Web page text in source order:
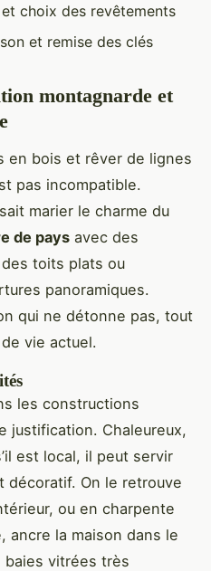
choix des revêtements
et remise des clés
montagnarde et
en bois et rêver de lignes
pas incompatible.
sait marier le charme du
de pays avec des
toits plats ou
panoramiques.
qui ne détonne pas, tout
vie actuel.
les constructions
justification. Chaleureux,
est local, il peut servir
décoratif. On le retrouve
ou en charpente
ancre la maison dans le
baies vitrées très